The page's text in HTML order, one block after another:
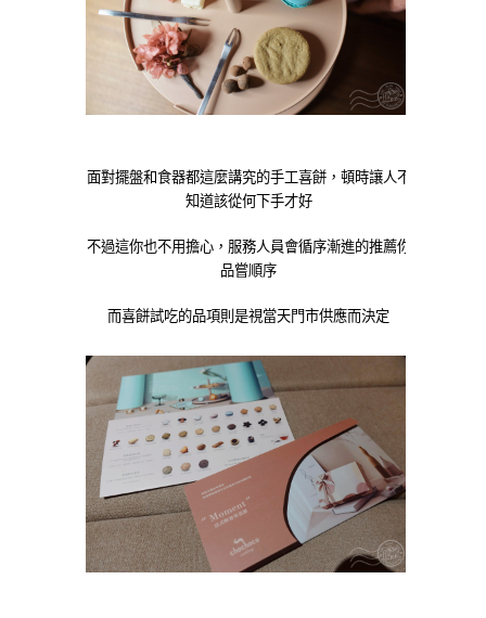
面對擺盤和食器都這麼講究的手工喜餅，頓時讓人不
知道該從何下手才好
不過這你也不用擔心，服務人員會循序漸進的推薦你
品嘗順序
而喜餅試吃的品項則是視當天門市供應而決定